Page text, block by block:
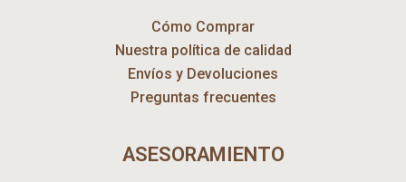
Cómo Comprar
Nuestra política de calidad
Envíos y Devoluciones
Preguntas frecuentes
ASESORAMIENTO